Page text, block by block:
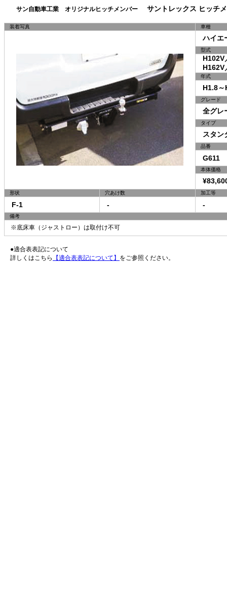
サン自動車工業 オリジナルヒッチメンバー サントレックス ヒッチ
装着写真 車種
ハイエ
型式
H102V
H162V
年式
H1.8～
グレード
全グレ
タイプ
スタン
品番
G611
本体価格
形状 穴あけ数 加工等
F-1 - -
備考
※底床車（ジャストロー）は取付け不可
●適合表表記について
詳しくはこちら
【適合表表記について】 をご参照ください。